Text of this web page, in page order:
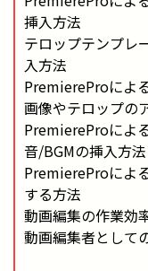
挿入方法
テロップテンプレ
入方法
PremiereProによ
画像やテロップの
PremiereProによ
音/BGMの挿入方法
PremiereProによ
する方法
動画編集の作業効
動画編集者として